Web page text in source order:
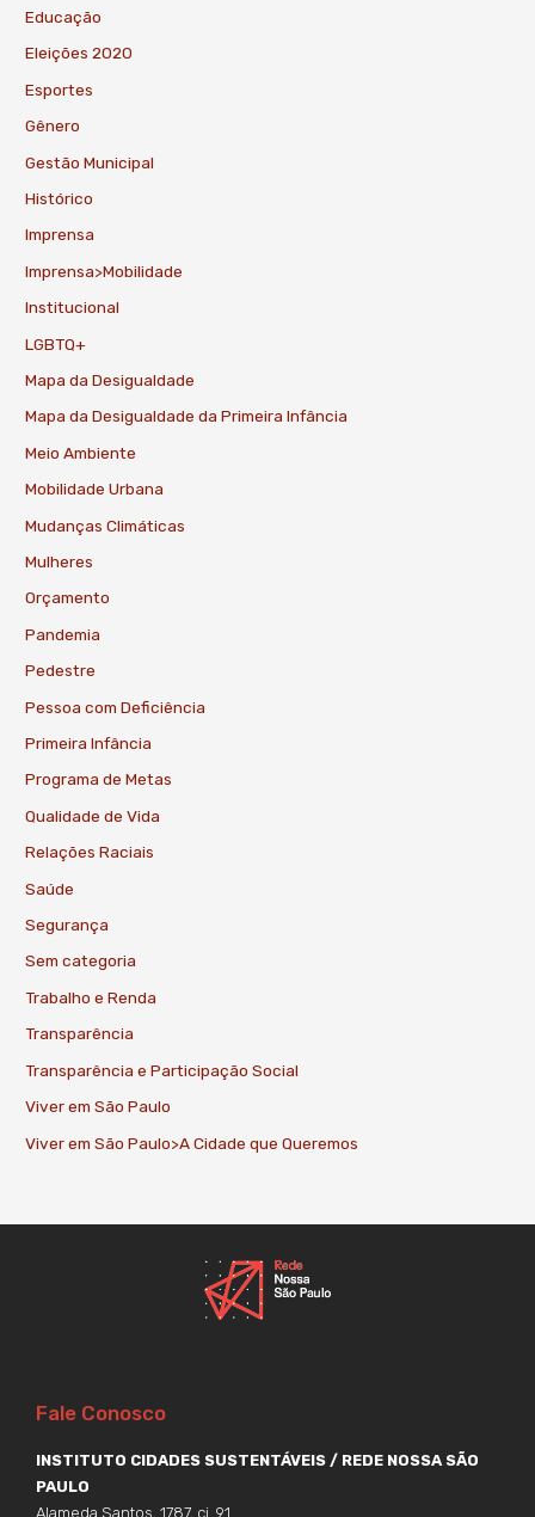
Educação
Eleições 2020
Esportes
Gênero
Gestão Municipal
Histórico
Imprensa
Imprensa>Mobilidade
Institucional
LGBTQ+
Mapa da Desigualdade
Mapa da Desigualdade da Primeira Infância
Meio Ambiente
Mobilidade Urbana
Mudanças Climáticas
Mulheres
Orçamento
Pandemia
Pedestre
Pessoa com Deficiência
Primeira Infância
Programa de Metas
Qualidade de Vida
Relações Raciais
Saúde
Segurança
Sem categoria
Trabalho e Renda
Transparência
Transparência e Participação Social
Viver em São Paulo
Viver em São Paulo>A Cidade que Queremos
Fale Conosco
INSTITUTO CIDADES SUSTENTÁVEIS / REDE NOSSA SÃO
PAULO
Alameda Santos, 1787, cj. 91